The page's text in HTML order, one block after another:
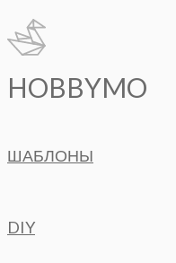
Перейти
к
содержимому
HOBBYMO
ШАБЛОНЫ
DIY